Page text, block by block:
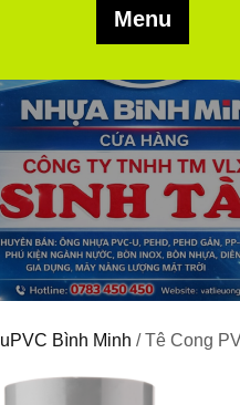
Menu
uPVC Bình Minh / Tê Cong